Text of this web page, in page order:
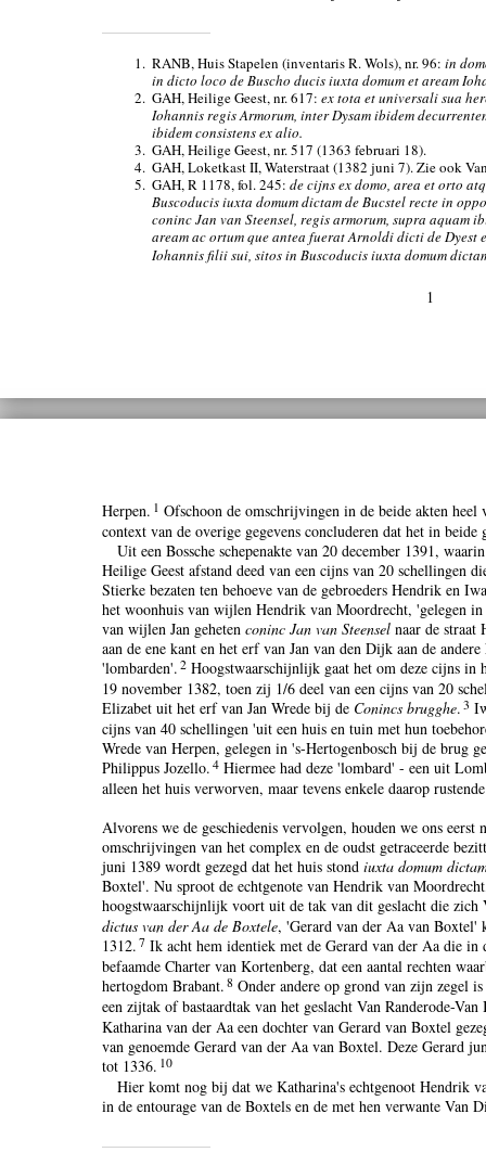
1. RANB, Huis Stapelen (inventaris R. Wols), nr. 96:in
in dicto loco de Buscho ducis iuxta domum et aream
2. GAH, Heilige Geest, nr. 617:ex tota et universali sua
Iohannis regis Armorum, inter Dysam ibidem
ibidem consistens ex alio.
3. GAH, Heilige Geest, nr. 517 (1363 februari 18).
4. GAH, Loketkast II, Waterstraat (1382 juni 7). Zie ook
5. GAH, R 1178, fol. 245:de cijns ex domo, area et orto
Buscoducis iuxta domum dictam de Bucstel recte in
coninc Jan van Steensel, regis armorum, supra aquam
aream ac ortum que antea fuerat Arnoldi dicti de Dyest
Iohannis filii sui, sitos in Buscoducis iuxta domum
1
Herpen. 1 Ofschoon de omschrijvingen in de beide akten
context van de overige gegevens concluderen dat het in
Uit een Bossche schepenakte van 20 december 1391,
Heilige Geest afstand deed van een cijns van 20 schellingen
Stierke bezaten ten behoeve van de gebroeders Hendrik en
het woonhuis van wijlen Hendrik van Moordrecht, 'gelegen
van wijlen Jan gehetenconinc Jan van Steensel naar de straat
aan de ene kant en het erf van Jan van den Dijk aan de
'lombarden'. 2Hoogstwaarschijnlijk gaat het om deze cijns in
19 november 1382, toen zij 1/6 deel van een cijns van 20
Elizabet uit het erf van Jan Wrede bij de Conincs brugghe. 3
cijns van 40 schellingen 'uit een huis en tuin met hun
Wrede van Herpen, gelegen in 's-Hertogenbosch bij de brug
Philippus Jozello. 4Hiermee had deze 'lombard' - een uit
alleen het huis verworven, maar tevens enkele daarop
Alvorens we de geschiedenis vervolgen, houden we ons eerst
omschrijvingen van het complex en de oudst getraceerde
juni 1389 wordt gezegd dat het huis stondiuxta domum
Boxtel'. Nu sproot de echtgenote van Hendrik van
hoogstwaarschijnlijk voort uit de tak van dit geslacht die zich
dictus van der Aa de Boxtele, 'Gerard van der Aa van Boxtel'
1312. 7Ik acht hem identiek met de Gerard van der Aa die in
befaamde Charter van Kortenberg, dat een aantal rechten
hertogdom Brabant. 8 Onder andere op grond van zijn zegel
een zijtak of bastaardtak van het geslacht Van Randerode-Van
Katharina van der Aa een dochter van Gerard van Boxtel
van genoemde Gerard van der Aa van Boxtel. Deze Gerard
tot 1336. 10
Hier komt nog bij dat we Katharina's echtgenoot Hendrik
in de entourage van de Boxtels en de met hen verwante Van